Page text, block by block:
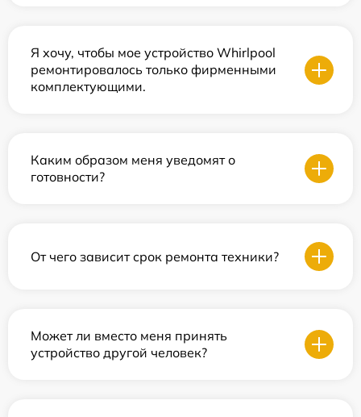
Я хочу, чтобы мое устройство Whirlpool
ремонтировалось только фирменными
комплектующими.
Каким образом меня уведомят о
готовности?
От чего зависит срок ремонта техники?
Может ли вместо меня принять
устройство другой человек?